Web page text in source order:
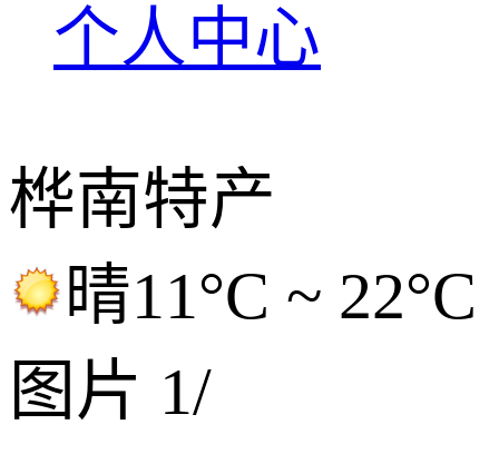
个人中心
桦南特产
晴11°C ~ 22°C
图片 1/